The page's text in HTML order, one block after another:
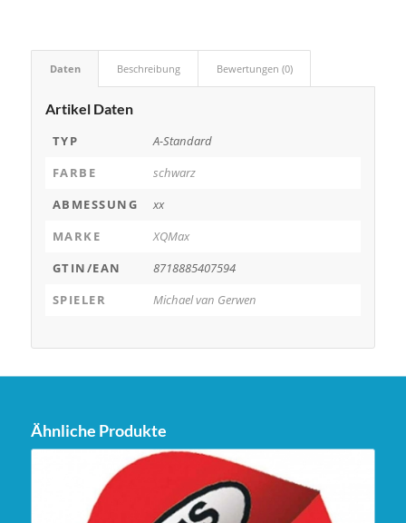
Daten Beschreibung Bewertungen (0)
Artikel Daten
TYP
A-Standard
FARBE
schwarz
ABMESSUNG
xx
MARKE
XQMax
GTIN/EAN
8718885407594
SPIELER
Michael van Gerwen
Ähnliche Produkte